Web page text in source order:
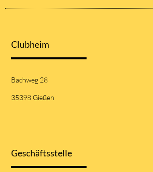
Clubheim
Bachweg 28
35398 Gießen
Geschäftsstelle